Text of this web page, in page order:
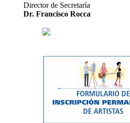
Director de Secretaría
Dr. Francisco Rocca